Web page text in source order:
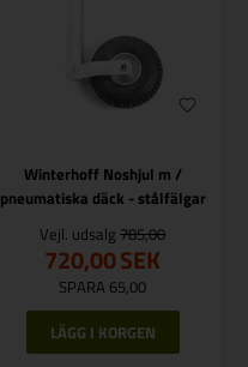
Winterhoff Noshjul m /
pneumatiska däck - stålfälgar
Vejl. udsalg785,00
720,00SEK
SPARA 65,00